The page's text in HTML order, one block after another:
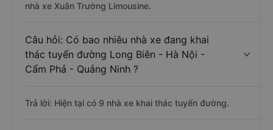
nhà xe Xuân Trường Limousine.
Câu hỏi: Có bao nhiêu nhà xe đang khai
thác tuyến đường Long Biên - Hà Nội -
Cẩm Phả - Quảng Ninh ?
Trả lời: Hiện tại có 9 nhà xe khai thác tuyến đường.